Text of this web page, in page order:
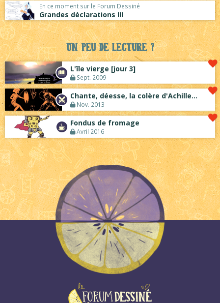
En ce moment sur le Forum Dessiné
Grandes déclarations III
Un peu de lecture ?
L'île vierge [jour 3]
Sept. 2009
Chante, déesse, la colère d'Achille...
Nov. 2013
Fondus de fromage
Avril 2016